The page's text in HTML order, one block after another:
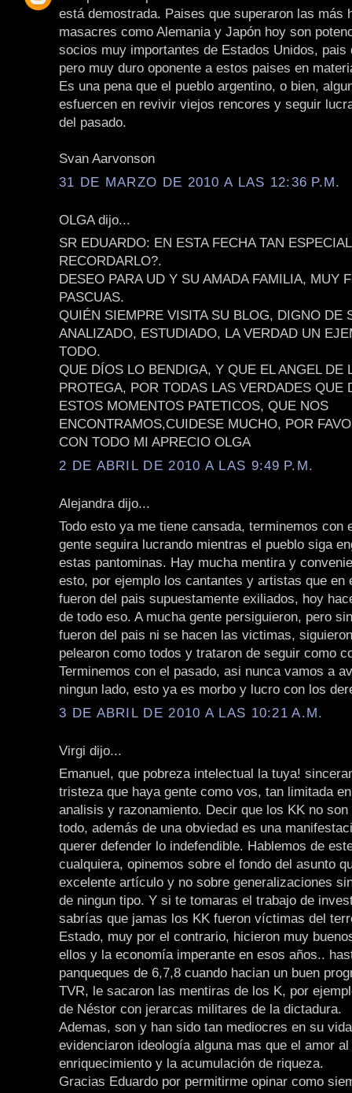
está demostrada. Paises que superaron las más
masacres como Alemania y Japón hoy son
socios muy importantes de Estados Unidos, pais
pero muy duro oponente a estos paises en
Es una pena que el pueblo argentino, o bien,
esfuercen en revivir viejos rencores y seguir
del pasado.
Svan Aarvonson
31 DE MARZO DE 2010 A LAS 12:36 P.M.
OLGA dijo...
SR EDUARDO: EN ESTA FECHA TAN
RECORDARLO?.
DESEO PARA UD Y SU AMADA FAMILIA, MUY
PASCUAS.
QUIÉN SIEMPRE VISITA SU BLOG, DIGNO DE
ANALIZADO, ESTUDIADO, LA VERDAD UN
TODO.
QUE DÍOS LO BENDIGA, Y QUE EL ANGEL DE
PROTEGA, POR TODAS LAS VERDADES QUE
ESTOS MOMENTOS PATETICOS, QUE NOS
ENCONTRAMOS,CUIDESE MUCHO, POR
CON TODO MI APRECIO OLGA
2 DE ABRIL DE 2010 A LAS 9:49 P.M.
Alejandra dijo...
Todo esto ya me tiene cansada, terminemos con
gente seguira lucrando mientras el pueblo siga
estas pantominas. Hay mucha mentira y
esto, por ejemplo los cantantes y artistas que en
fueron del pais supuestamente exiliados, hoy
de todo eso. A mucha gente persiguieron, pero
fueron del pais ni se hacen las victimas,
pelearon como todos y trataron de seguir como
Terminemos con el pasado, asi nunca vamos a
ningun lado, esto ya es morbo y lucro con los
3 DE ABRIL DE 2010 A LAS 10:21 A.M.
Virgi dijo...
Emanuel, que pobreza intelectual la tuya!
tristeza que haya gente como vos, tan limitada
analisis y razonamiento. Decir que los KK no son
todo, además de una obviedad es una
querer defender lo indefendible. Hablemos de
cualquiera, opinemos sobre el fondo del asunto
excelente artículo y no sobre generalizaciones
de ningun tipo. Y si te tomaras el trabajo de
sabrías que jamas los KK fueron víctimas del
Estado, muy por el contrario, hicieron muy
ellos y la economía imperante en esos años..
panqueques de 6,7,8 cuando hacian un buen
TVR, le sacaron las mentiras de los K, por
de Néstor con jerarcas militares de la dictadura.
Ademas, son y han sido tan mediocres en su
evidenciaron ideología alguna mas que el amor
enriquecimiento y la acumulación de riqueza.
Gracias Eduardo por permitirme opinar como